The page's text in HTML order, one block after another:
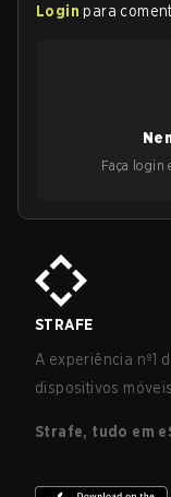
Login para
Faça login
STRAFE
A experiência nº1
dispositivos móveis.
Strafe, tudo em